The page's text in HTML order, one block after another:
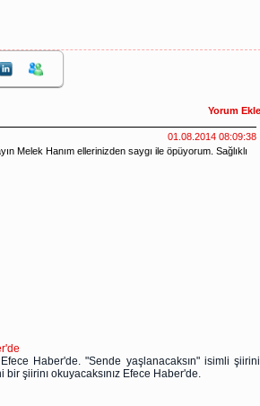
Haber'de. "Sende yaşlanacaksın" isimli şiirini
şiirinı okuyacaksınız Efece Haber'de.